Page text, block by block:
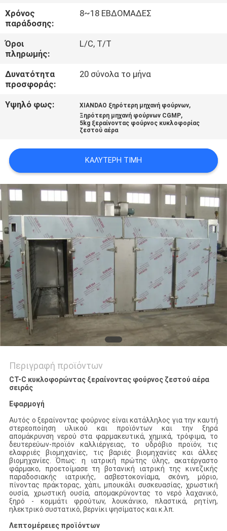
ΕΠΑΦΉ
ΜΕ
ΝΈΑ
ΖΗΤΉΣΤΕ
ΑΠΌΣΠΑΣΜΑ
SITEMAP
PRIVACY
POLICY
Χρόνος
παράδοσης:
8~18 ΕΒΔΟΜΑΔΕΣ
Όροι
πληρωμής:
L/C, T/T
Δυνατότητα
προσφοράς:
20 σύνολα το μήνα
Υψηλό φως: XIANDAO ξηρότερη μηχανή φούρνων,
Ξηρότερη μηχανή φούρνων CGMP,
5kg ξεραίνοντας φούρνος κυκλοφορίας
ζεστού αέρα
ΚΑΛΎΤΕΡΗ ΤΙΜΉ
Περιγραφή προϊόντων
CT-C κυκλοφορώντας ξεραίνοντας φούρνος ζεστού αέρα
σειράς
Εφαρμογή
Αυτός ο ξεραίνοντας φούρνος είναι κατάλληλος για την καυτή
στερεοποίηση υλικού και προϊόντων και την ξηρά
απομάκρυνση νερού στα φαρμακευτικά, χημικά, τρόφιμα, το
δευτερεύων-προϊόν καλλιέργειας, το υδρόβιο προϊόν, τις
ελαφριές βιομηχανίες, τις βαριές βιομηχανίες και άλλες
βιομηχανίες. Όπως: η ιατρική πρώτης ύλης, ακατέργαστο
φάρμακο, προετοίμασε τη βοτανική ιατρική της κινεζικής
παραδοσιακής ιατρικής, ασβεστοκονίαμα, σκόνη, μόριο,
πίνοντας πράκτορας, χάπι, μπουκάλι συσκευασίας, χρωστική
ουσία, χρωστική ουσία, απομακρύνοντας το νερό λαχανικό,
ξηρό - κομμάτι φρούτων, λουκάνικο, πλαστικά, ρητίνη,
ηλεκτρικό συστατικό, βερνίκι ψησίματος και κ.λπ.
Λεπτομέρειες προϊόντων